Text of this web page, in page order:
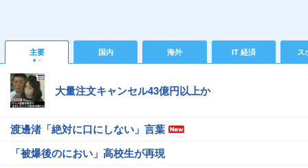
主要 国内 海外 IT 経済 ス
大量注文キャンセル43億円以上か
渡邊渚「絶対に口にしない」言葉
「被爆後のにおい」高校生が再現